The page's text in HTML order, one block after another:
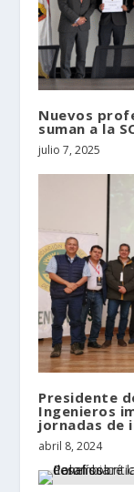
Nuevos
suman a la
julio 7, 2025
Presidente
Ingenieros
jornadas de
abril 8, 2024